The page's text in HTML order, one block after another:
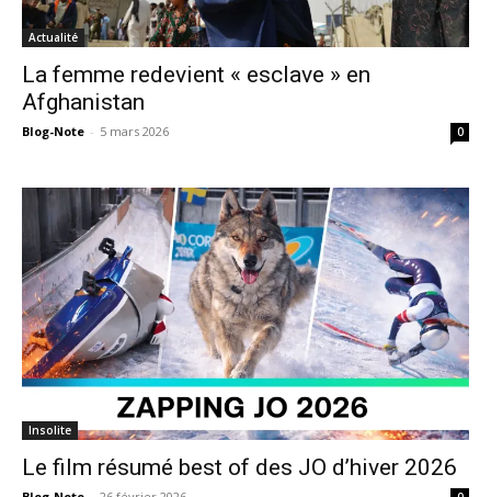
Actualité
La femme redevient « esclave » en
Afghanistan
Blog-Note - 5 mars 2026 0
Insolite
Le film résumé best of des JO d’hiver 2026